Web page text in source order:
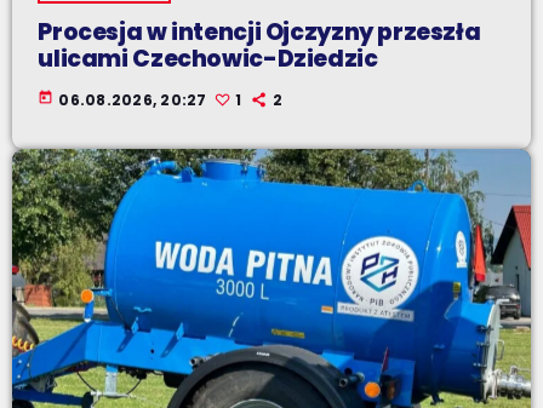
Procesja w intencji Ojczyzny przeszła
ulicami Czechowic-Dziedzic
today 06.08.2026, 20:27 1 2